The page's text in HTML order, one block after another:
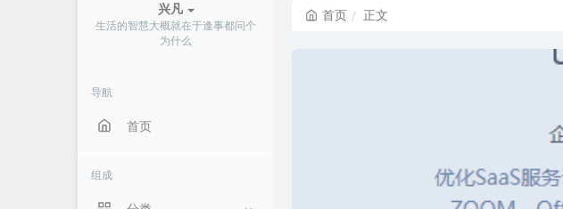
兴凡
生活的智慧大概就在于逢事都问个
为什么
导航
首页
组成
首页 正文